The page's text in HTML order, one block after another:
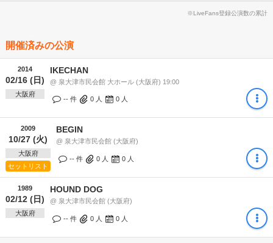
※LiveFans登録公演数の累計
開催済みの公演
2014
02/16 (日)
大阪府
IKECHAN
@ 泉大津市民会館 大ホール (大阪府) 19:00
-- 件 0 人 0 人
2009
10/27 (火)
大阪府
セットリスト
BEGIN
@ 泉大津市民会館 (大阪府)
-- 件 0 人 0 人
1989
02/12 (日)
大阪府
HOUND DOG
@ 泉大津市民会館 (大阪府)
-- 件 0 人 0 人